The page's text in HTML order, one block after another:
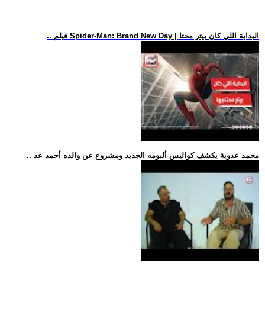
.. فيلم Spider-Man: Brand New Day | البداية اللي كان بيتر محتا
.. محمد عدوية يكشف كواليس ألبومه الجديد ومشروع عن والده أحمد عد